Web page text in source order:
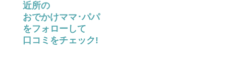
近所の
おでかけママ･パパ
をフォローして
口コミをチェック!